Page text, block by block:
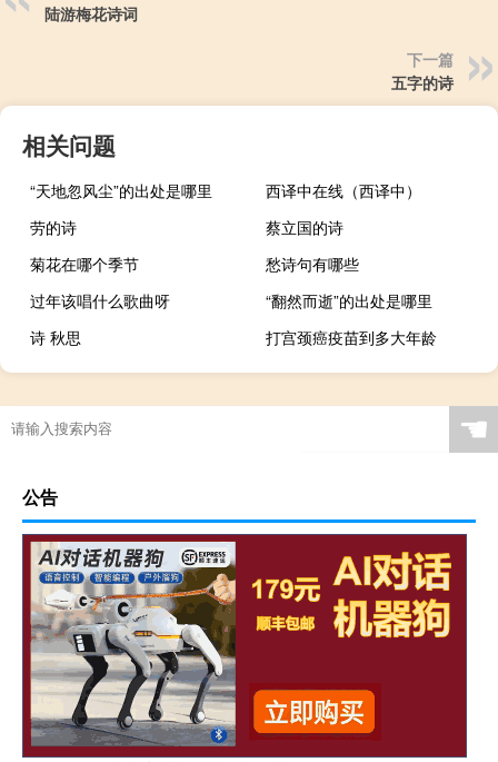
陆游梅花诗词
下一篇
五字的诗
相关问题
“天地忽风尘”的出处是哪里
西译中在线（西译中）
劳的诗
蔡立国的诗
菊花在哪个季节
愁诗句有哪些
过年该唱什么歌曲呀
“翻然而逝”的出处是哪里
诗 秋思
打宫颈癌疫苗到多大年龄
☚
公告